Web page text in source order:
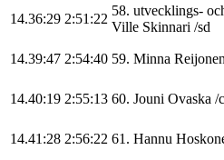
14.36:29 2:51:22
58. utvecklings-
Ville Skinnari /sd
14.39:47 2:54:40 59. Minna
14.40:19 2:55:13 60. Jouni Ovaska /
14.41:28 2:56:22 61. Hannu